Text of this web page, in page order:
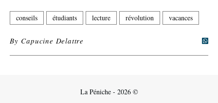
conseils étudiants lecture révolution vacances
By Capucine Delattre
La Péniche - 2026 ©